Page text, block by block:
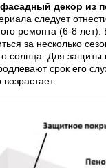
декор из
следует
ремонта (6-8
за несколько
солнца. Для защиты
срок его